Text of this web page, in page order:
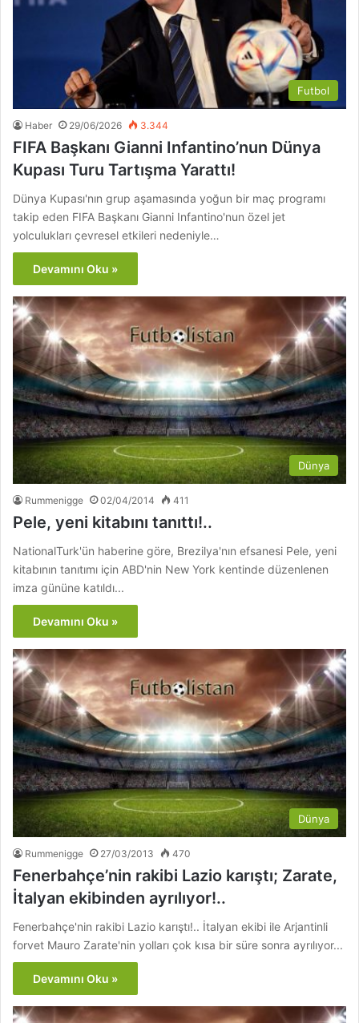
Futbol
Haber 29/06/2026 3.344
FIFA Başkanı Gianni Infantino’nun Dünya
Kupası Turu Tartışma Yarattı!
Dünya Kupası'nın grup aşamasında yoğun bir maç programı
takip eden FIFA Başkanı Gianni Infantino'nun özel jet
yolculukları çevresel etkileri nedeniyle…
Devamını Oku »
Dünya
Rummenigge 02/04/2014 411
Pele, yeni kitabını tanıttı!..
NationalTurk'ün haberine göre, Brezilya'nın efsanesi Pele, yeni
kitabının tanıtımı için ABD'nin New York kentinde düzenlenen
imza gününe katıldı...
Devamını Oku »
Dünya
Rummenigge 27/03/2013 470
Fenerbahçe’nin rakibi Lazio karıştı; Zarate,
İtalyan ekibinden ayrılıyor!..
Fenerbahçe'nin rakibi Lazio karıştı!.. İtalyan ekibi ile Arjantinli
forvet Mauro Zarate'nin yolları çok kısa bir süre sonra ayrılıyor...
Devamını Oku »